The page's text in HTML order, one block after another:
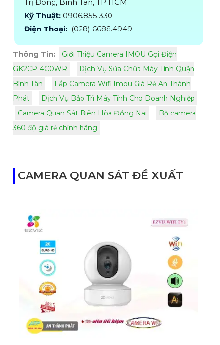
Trị Đông, Bình Tân, TP HCM
Kỹ Thuật: 0906.855.330
Điện Thoại: (028) 6688.4949
Thông Tin:
Giới Thiệu Camera IMOU Gọi Điện
GK2CP-4C0WR
Dịch Vụ Sửa Chữa Máy Tính Quận
Bình Tân
Lắp Camera Wifi Imou Giá Rẻ An Thành
Phát
Dịch Vụ Bảo Trì Máy Tính Cho Doanh Nghiệp
Camera Quan Sát Biên Hòa Đồng Nai
Bộ camera
360 độ giá rẻ chính hãng
CAMERA QUAN SÁT ĐỀ XUẤT